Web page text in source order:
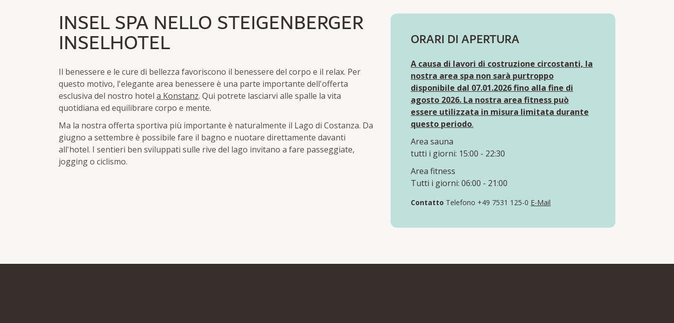
INSEL SPA NELLO STEIGENBERGER
INSELHOTEL
Il benessere e le cure di bellezza favoriscono il benessere del corpo e il relax. Per
questo motivo, l'elegante area benessere è una parte importante dell'offerta
esclusiva del nostro hotel a Konstanz. Qui potrete lasciarvi alle spalle la vita
quotidiana ed equilibrare corpo e mente.
Ma la nostra offerta sportiva più importante è naturalmente il Lago di Costanza. Da
giugno a settembre è possibile fare il bagno e nuotare direttamente davanti
all'hotel. I sentieri ben sviluppati sulle rive del lago invitano a fare passeggiate,
jogging o ciclismo.
ORARI DI APERTURA
A causa di lavori di costruzione circostanti, la
nostra area spa non sarà purtroppo
disponibile dal 07.01.2026 fino alla fine di
agosto 2026. La nostra area fitness può
essere utilizzata in misura limitata durante
questo periodo.
Area sauna
tutti i giorni: 15:00 - 22:30
Area fitness
Tutti i giorni: 06:00 - 21:00
Contatto Telefono +49 7531 125-0 E-Mail